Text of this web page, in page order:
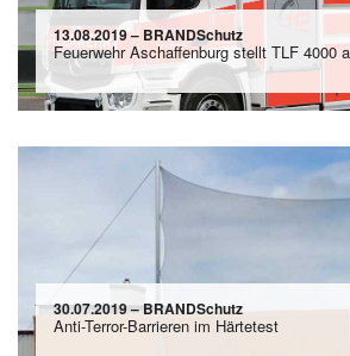
13.08.2019 – BRANDSchutz
Feuerwehr Aschaffenburg stellt TLF 4000
30.07.2019 – BRANDSchutz
Anti-Terror-Barrieren im Härtetest